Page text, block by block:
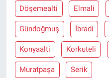
Döşemealti Elmali
Gündoğmuş İbradi
Konyaalti Korkuteli
Muratpaşa Serik